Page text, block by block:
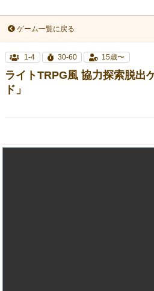
ゲーム一覧に戻る
1-4 30-60 15歳〜
ライトTRPG風 協力探索脱出
ド」